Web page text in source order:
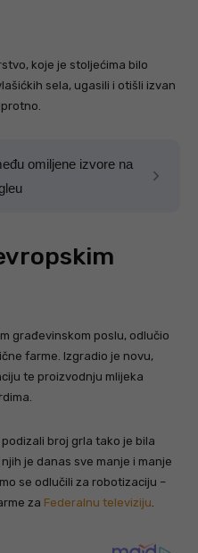
koje je stoljećima bilo
sela, ugasili i otišli izvan
omiljene izvore na
građevinskom poslu, odlučio
farme. Izgradio je novu,
te proizvodnju mlijeka
broj grla tako je bila
je danas sve manje i manje
se odlučili za robotizaciju –
za Federalnu televiziju.